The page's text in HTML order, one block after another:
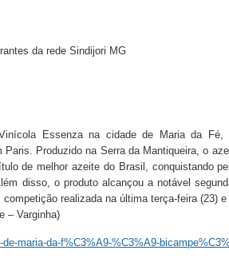
da rede Sindijori MG
Essenza na cidade de Maria da Fé,
Produzido na Serra da Mantiqueira, o
de melhor azeite do Brasil, conquistando
disso, o produto alcançou a notável
realizada na última terça-feira (23)
– Varginha)
maria-da-f%C3%A9-%C3%A9-